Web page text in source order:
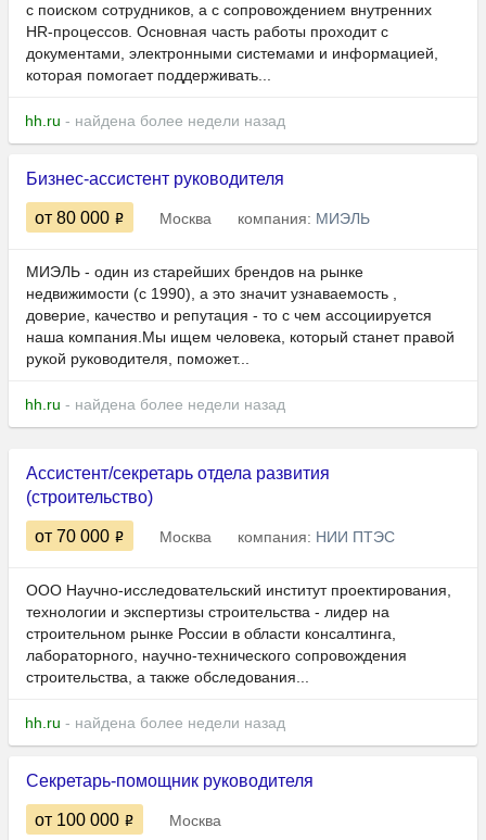
с поиском сотрудников, а с сопровождением внутренних
HR-процессов. Основная часть работы проходит с
документами, электронными системами и информацией,
которая помогает поддерживать...
hh.ru - найдена более недели назад
Бизнес-ассистент руководителя
от 80 000 Москва компания: МИЭЛЬ
МИЭЛЬ - один из старейших брендов на рынке
недвижимости (с 1990), а это значит узнаваемость ,
доверие, качество и репутация - то с чем ассоциируется
наша компания.Мы ищем человека, который станет правой
рукой руководителя, поможет...
hh.ru - найдена более недели назад
Ассистент/секретарь отдела развития
(строительство)
от 70 000 Москва компания: НИИ ПТЭС
ООО Научно-исследовательский институт проектирования,
технологии и экспертизы строительства - лидер на
строительном рынке России в области консалтинга,
лабораторного, научно-технического сопровождения
строительства, а также обследования...
hh.ru - найдена более недели назад
Секретарь-помощник руководителя
от 100 000
Москва